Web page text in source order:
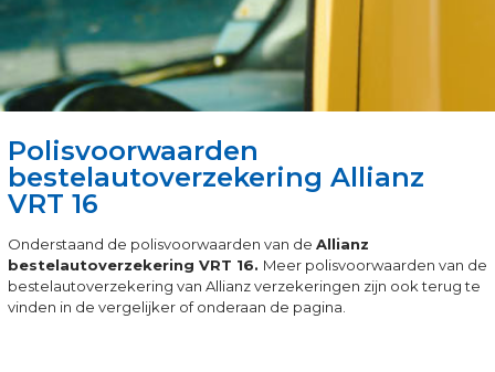
Polisvoorwaarden
bestelautoverzekering Allianz
VRT 16
Onderstaand de polisvoorwaarden van de Allianz
bestelautoverzekering VRT 16. Meer polisvoorwaarden van de
bestelautoverzekering van Allianz verzekeringen zijn ook terug te
vinden in de vergelijker of onderaan de pagina.